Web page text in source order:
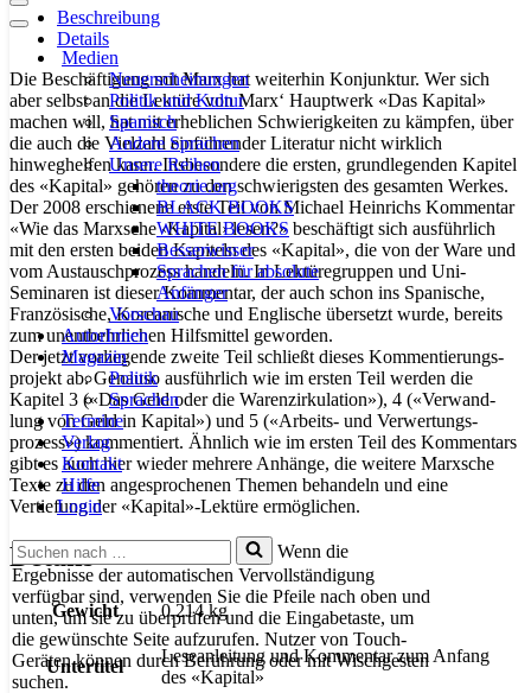
Navigationsmenü
Navigationsmenü
Medien
Neuerscheinungen
Politik und Kultur
Spanisch
Andere Sprachen
Unsere Reihen
theorie.org
BLACK BOOKS
WHITE BOOKS
Besserwisser
Sprachen für absolute
Anfänger
Vorschau
AutorInnen
Magazin
Politik
Sprachen
Termine
Verlag
Kontakt
Hilfe
Login
Suchen
nach …
Wenn die
Ergebnisse der automatischen Vervollständigung
verfügbar sind, verwenden Sie die Pfeile nach oben und
unten, um sie zu überprüfen und die Eingabetaste, um
die gewünschte Seite aufzurufen. Nutzer von Touch-
Geräten können durch Berührung oder mit Wischgesten
suchen.
Menge
Beschreibung
Details
Die Beschäftigung mit Marx hat weiterhin Konjunktur. Wer sich
aber selbst an die Lektüre von Marx‘ Hauptwerk «Das Kapital»
machen will, hat mit erheblichen Schwierigkeiten zu kämpfen, über
die auch die Vielzahl einführender Literatur nicht wirklich
hinweghelfen kann. Insbesondere die ersten, grundlegenden Kapitel
des «Kapital» gehören zu den schwierigsten des ge­­samten Werkes.
Der 2008 erschienene erste Teil von Michael Heinrichs Kommentar
«Wie das Marxsche ‹Kapital› lesen?» beschäftigt sich ausführlich
mit den ersten beiden Kapiteln des «Kapital», die von der Ware und
vom Austauschprozess handeln. In Lektüregruppen und Uni-
Seminaren ist dieser Kommen­tar, der auch schon ins Spanische,
Französische, Koreanische und Englische übersetzt wurde, bereits
zum unentbehrlichen Hilfsmittel geworden.
Der jetzt vorliegende zweite Teil schließt dieses Kommen­tie­rungs­
projekt ab. Genauso ausführlich wie im ersten Teil werden die
Kapitel 3 («Das Geld oder die Warenzirkulation»), 4 («Ver­wand­
lung von Geld in Kapital») und 5 («Arbeits- und Ver­wertungs­
prozess») kommentiert. Ähnlich wie im ersten Teil des Kommen­tars
gibt es auch hier wieder mehrere Anhänge, die weitere Marxsche
Texte zu den angesprochenen Themen behandeln und eine
Vertiefung der «Kapital»-Lektüre ermöglichen.
Details
Gewicht 0,214 kg
Untertitel
Leseanleitung und Kommentar zum Anfang
des «Kapital»